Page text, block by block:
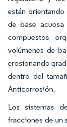
están
de base
compuestos
volúmenes de
erosionando
dentro del
Anticorrosión.
Los sistemas
fracciones de un